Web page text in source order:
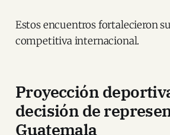
Estos encuentros fortalecieron
competitiva internacional.
Proyección
decisión de
Guatemala